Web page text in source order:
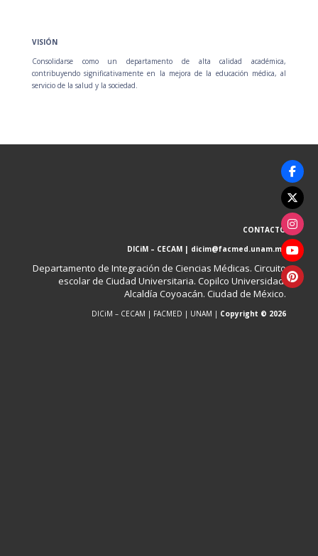
VISIÓN
Consolidarse como un departamento de alta calidad académica,
contribuyendo significativamente en la mejora de la educación médica, al
servicio de la salud yla sociedad
CONTACTO
DICiM – CECAM | dicim@facmed.unam.mx
Departamento de Integración de Ciencias Médicas. Circuito
escolar de Ciudad Universitaria. Copilco Universidad.
Alcaldía Coyoacán. Ciudad de México.
DICiM – CECAM | FACMED | UNAM | Copyright © 2026